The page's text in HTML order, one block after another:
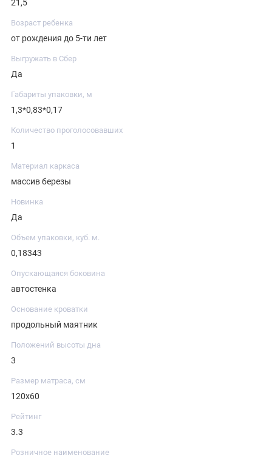
21,5
Возраст ребенка
от рождения до 5-ти лет
Выгружать в Сбер
Да
Габариты упаковки, м
1,3*0,83*0,17
Количество проголосовавших
1
Материал каркаса
массив березы
Новинка
Да
Объем упаковки, куб. м.
0,18343
Опускающаяся боковина
автостенка
Основание кроватки
продольный маятник
Положений высоты дна
3
Размер матраса, см
120х60
Рейтинг
3.3
Розничное наименование